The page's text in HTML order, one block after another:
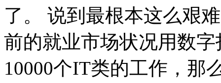
了。 说到最根本这么艰
前的就业市场状况用数
10000个IT类的工作，那